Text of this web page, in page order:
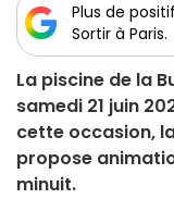
Plus de
Sortir à Paris.
La piscine de la
samedi 21 juin
cette occasion,
propose
minuit.